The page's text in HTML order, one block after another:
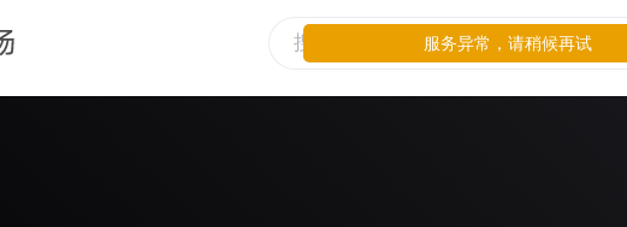
服务异常，请稍候再试